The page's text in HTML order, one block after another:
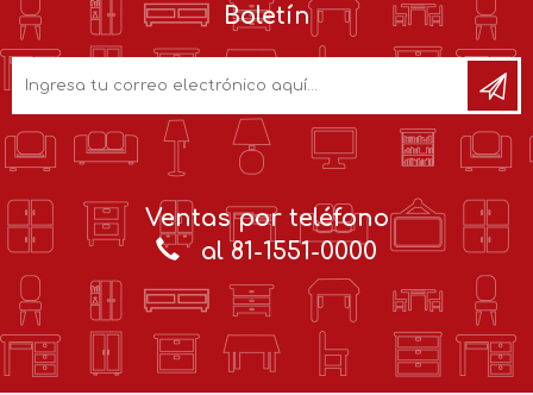
Boletín
Ventas por teléfono
al 81-1551-0000